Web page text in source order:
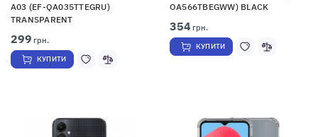
A03 (EF-QA035TTEGRU)
TRANSPARENT
299 грн.
КУПИТИ
OA566TBEGWW) BLACK
354 грн.
КУПИТИ